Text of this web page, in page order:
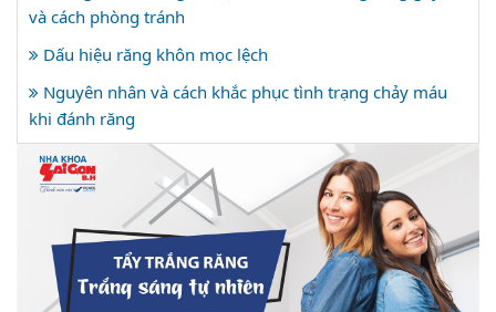
và cách phòng tránh
Dấu hiệu răng khôn mọc lệch
Nguyên nhân và cách khắc phục tình trạng chảy máu
khi đánh răng